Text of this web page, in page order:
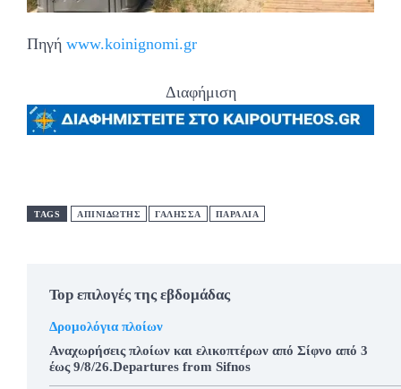
Πηγή www.koinignomi.gr
Διαφήμιση
TAGS ΑΠΙΝΙΔΩΤΗΣ ΓΑΛΗΣΣΑ ΠΑΡΑΛΙΑ
Top επιλογές της εβδομάδας
Δρομολόγια πλοίων
Αναχωρήσεις πλοίων και ελικοπτέρων από Σίφνο από 3
έως 9/8/26.Departures from Sifnos